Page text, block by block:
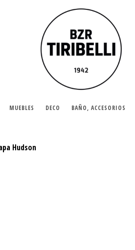
MUEBLES DECO BAÑO, ACCESORIOS
Hudson